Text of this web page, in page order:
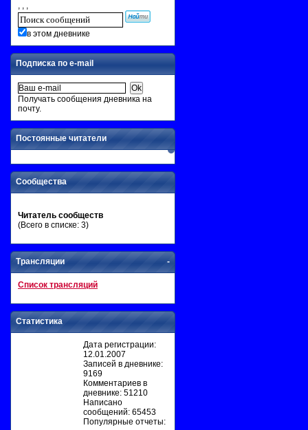
, , ,
в этом дневнике
Подписка по e-mail
Получать сообщения дневника на
почту.
Постоянные читатели
Сообщества
Читатель сообществ
(Всего в списке: 3)
-
Трансляции
Список трансляций
Статистика
Дата регистрации:
12.01.2007
Записей в дневнике:
9169
Комментариев в
дневнике: 51210
Написано
сообщений: 65453
Популярные отчеты: